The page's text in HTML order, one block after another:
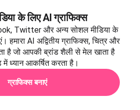
के लिए AI ग्राफिक्स
Twitter और अन्य सोशल मीडिया के
हमारा AI अद्वितीय ग्राफिक्स, चित्र और
है जो आपकी ब्रांड शैली से मेल खाता है
ध्यान आकर्षित करता है।
ग्राफिक्स बनाएं